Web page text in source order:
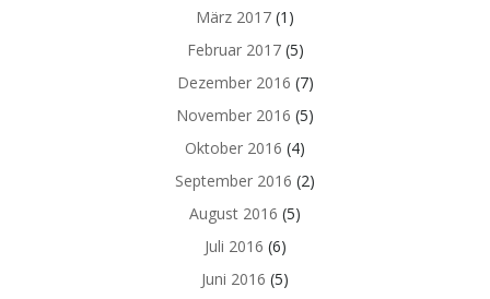
März 2017 (1)
Februar 2017(5)
Dezember 2016 (7)
November 2016 (5)
Oktober 2016 (4)
September 2016 (2)
August 2016 (5)
Juli 2016 (6)
Juni 2016 (5)